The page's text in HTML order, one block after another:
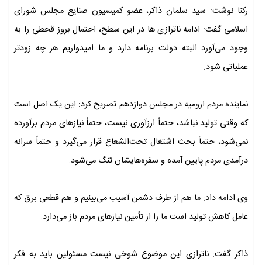
رکنا نوشت: سید سلمان ذاکر، عضو کمیسیون صنایع مجلس شورای
اسلامی گفت: ادامه‌ ناترازی‌ ها در این سطح، احتمال بروز قحطی را به
وجود می‌آورد البته دولت برنامه دارد و ما امیدواریم هر چه زودتر
عملیاتی شود.
نماینده مردم ارومیه در مجلس دوازدهم تصریح کرد: این یک اصل است
که وقتی تولید نباشد، حتماً ارزآوری نیست، حتماً نیازهای مردم برآورده
نمی‌شود، حتماً بحث اشتغال تحت‌الشعاع قرار می‌گیرد و حتماً سرانه
درآمدی مردم پایین آمده و سفره‌هایشان تنگ می‌شود.
وی ادامه داد: ما هم از طرف دشمن آسیب می‌بینیم و هم قطعی برق که
عامل کاهش تولید است ما را از تأمین نیازهای مردم باز می‌دارد.
ذاکر گفت: ناترازی این موضوع شوخی نیست مسئولین باید به فکر